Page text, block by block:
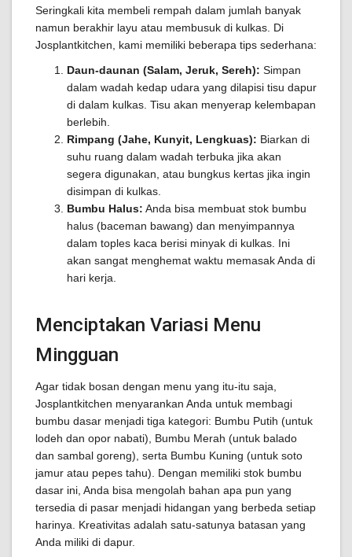
Seringkali kita membeli rempah dalam jumlah banyak
namun berakhir layu atau membusuk di kulkas. Di
Josplantkitchen, kami memiliki beberapa tips sederhana:
Daun-daunan (Salam, Jeruk, Sereh): Simpan
dalam wadah kedap udara yang dilapisi tisu dapur
di dalam kulkas. Tisu akan menyerap kelembapan
berlebih.
Rimpang (Jahe, Kunyit, Lengkuas): Biarkan di
suhu ruang dalam wadah terbuka jika akan
segera digunakan, atau bungkus kertas jika ingin
disimpan di kulkas.
Bumbu Halus: Anda bisa membuat stok bumbu
halus (baceman bawang) dan menyimpannya
dalam toples kaca berisi minyak di kulkas. Ini
akan sangat menghemat waktu memasak Anda di
hari kerja.
Menciptakan Variasi Menu
Mingguan
Agar tidak bosan dengan menu yang itu-itu saja,
Josplantkitchen menyarankan Anda untuk membagi
bumbu dasar menjadi tiga kategori: Bumbu Putih (untuk
lodeh dan opor nabati), Bumbu Merah (untuk balado
dan sambal goreng), serta Bumbu Kuning (untuk soto
jamur atau pepes tahu). Dengan memiliki stok bumbu
dasar ini, Anda bisa mengolah bahan apa pun yang
tersedia di pasar menjadi hidangan yang berbeda setiap
harinya. Kreativitas adalah satu-satunya batasan yang
Anda miliki di dapur.